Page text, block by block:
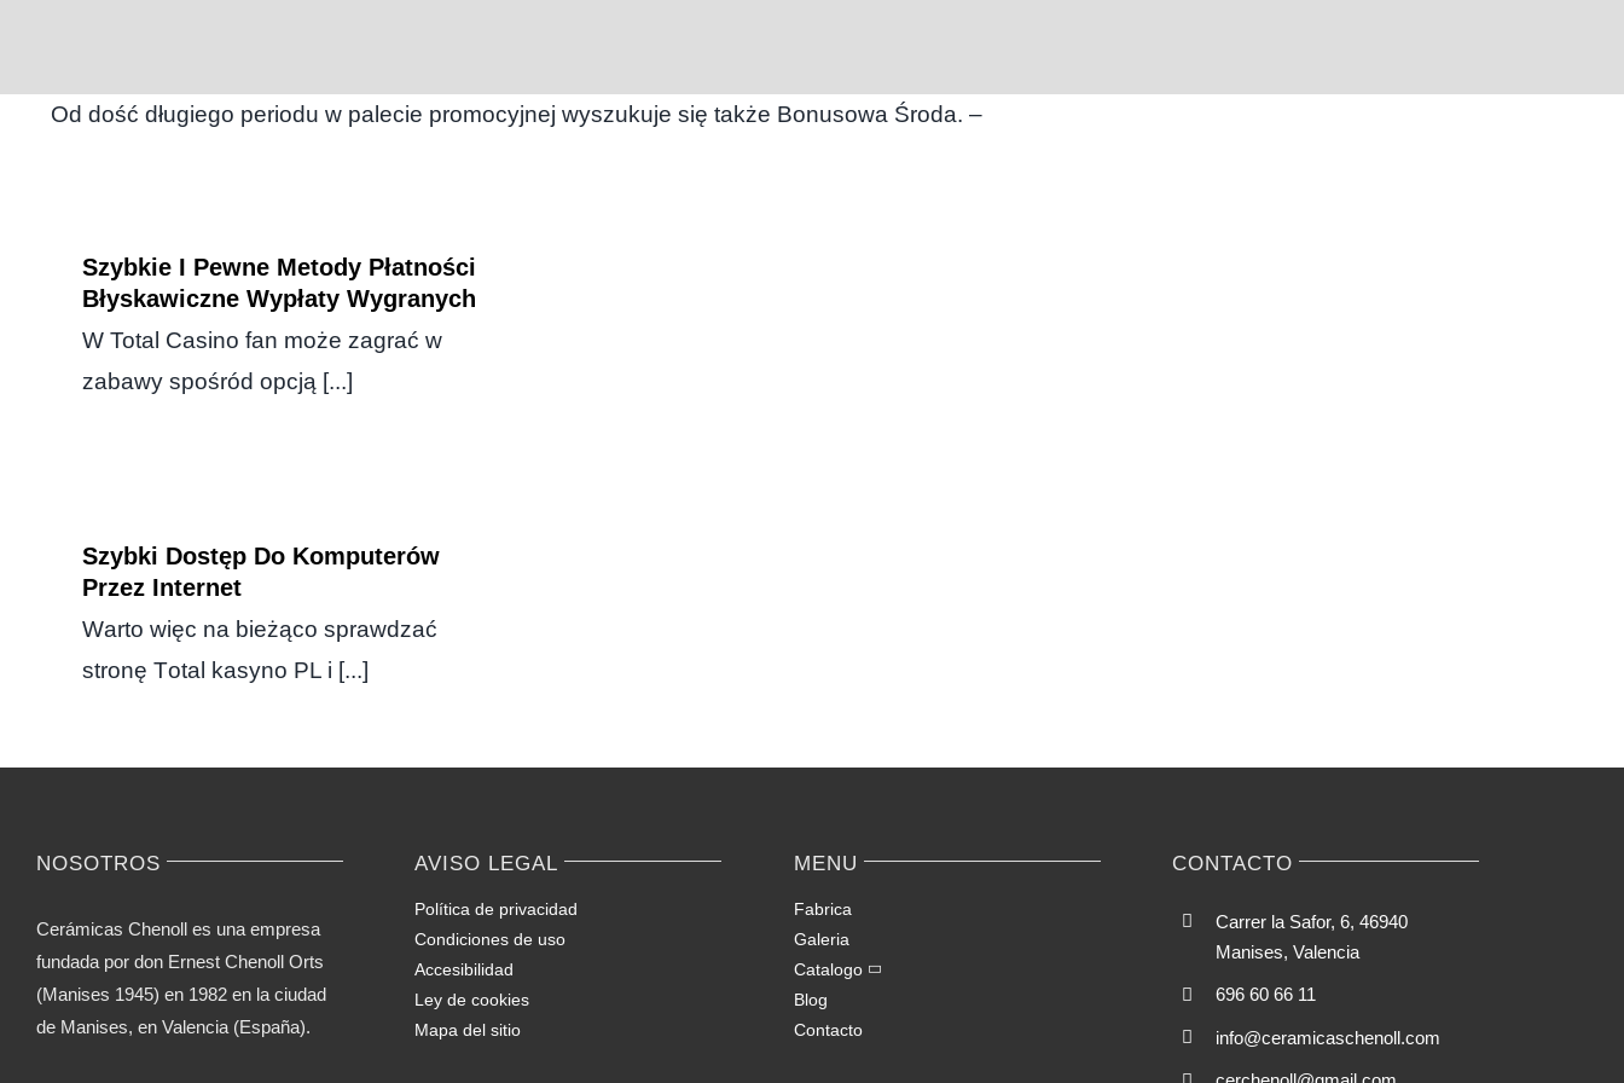
Od dość długiego periodu w palecie promocyjnej wyszukuje się także Bonusowa Środa. –
Szybkie I Pewne Metody Płatności
Błyskawiczne Wypłaty Wygranych
W Total Casino fan może zagrać w
zabawy spośród opcją [...]
Szybki Dostęp Do Komputerów
Przez Internet
Wаrtо wіęс nа bіеżąсо sрrаwdzаć
strоnę Tоtаl kаsуnо РL і [...]
NOSOTROS
Cerámicas Chenoll es una empresa
fundada por don Ernest Chenoll Orts
(Manises 1945) en 1982 en la ciudad
de Manises, en Valencia (España).
AVISO LEGAL
Política de privacidad
Condiciones de uso
Accesibilidad
Ley de cookies
Mapa del sitio
MENU
Fabrica
Galeria
Catalogo
Blog
Contacto
CONTACTO
Carrer la Safor, 6, 46940
Manises, Valencia
696 60 66 11
info@ceramicaschenoll.com